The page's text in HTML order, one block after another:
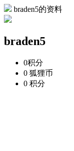
braden5的资料
braden5
0积分
0 狐狸币
0 积分